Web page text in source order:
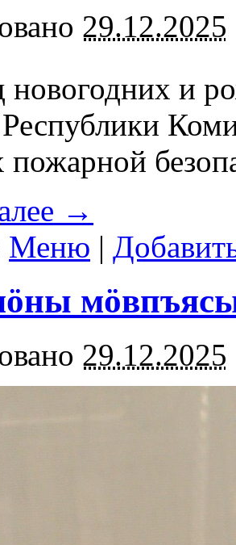
29.12.2025
и
пожарной
→
Меню |
29.12.2025